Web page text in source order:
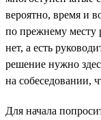
вероятно, время и
по прежнему месту
нет, а есть
решение нужно
на собеседовании,
Для начала